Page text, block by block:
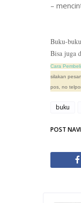
–
Buku-
Bisa juga
Cara
silakan
pos, no
buku
POST NAVI